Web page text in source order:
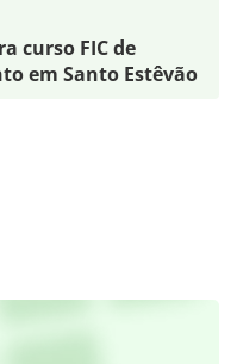
curso FIC de
em Santo Estêvão